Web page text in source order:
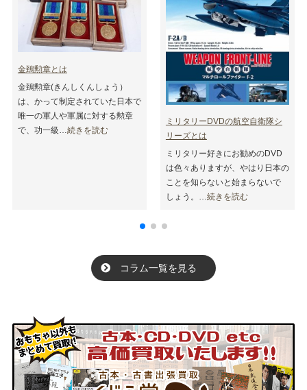
金鵄勲章とは
金鵄勲章(きんしくんしょう）
は、かって制定されていた日本で
唯一の軍人や軍属に対する勲章
で、功一級… 続きを読む
ミリタリーDVDの航空自衛隊シ
リーズとは
ミリタリー好きにお勧めのDVD
は色々ありますが、やはり日本の
ことを知らないと始まらないで
しょう。…続きを読む
コラム一覧を見る